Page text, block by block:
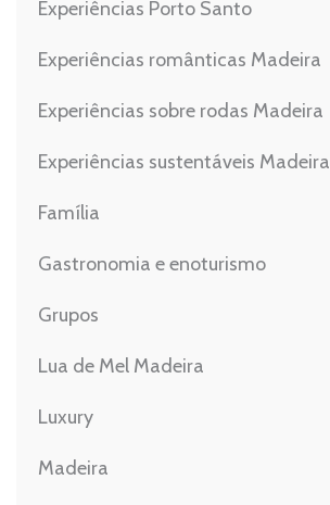
Experiências Porto Santo
Experiências românticas Madeira
Experiências sobre rodas Madeira
Experiências sustentáveis Madeira
Família
Gastronomia e enoturismo
Grupos
Lua de Mel Madeira
Luxury
Madeira